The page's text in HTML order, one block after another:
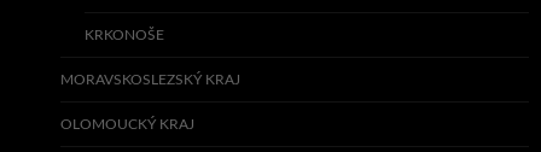
KRKONOŠE
MORAVSKOSLEZSKÝ KRAJ
OLOMOUCKÝ KRAJ